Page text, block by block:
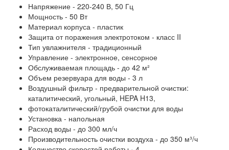
Напряжение - 220-240 В, 50 Гц
Мощность - 50 Вт
Материал корпуса - пластик
Защита от поражения электротоком - класс II
Тип увлажнителя - традиционный
Управление - электронное, сенсорное
Обслуживаемая площадь - до 42 м²
Объем резервуара для воды - 3 л
Воздушный фильтр - предварительной очистки:
каталитический, угольный, HEPA H13,
фотокаталитический/грубой очистки для воды
Установка - напольная
Расход воды - до 300 мл/ч
Производительность очистки воздуха - до 350 м³/ч